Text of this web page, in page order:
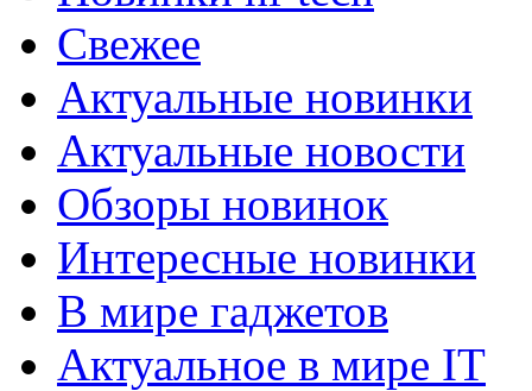
Свежее
Актуальные новинки
Актуальные новости
Обзоры новинок
Интересные новинки
В мире гаджетов
Актуальное в мире IT